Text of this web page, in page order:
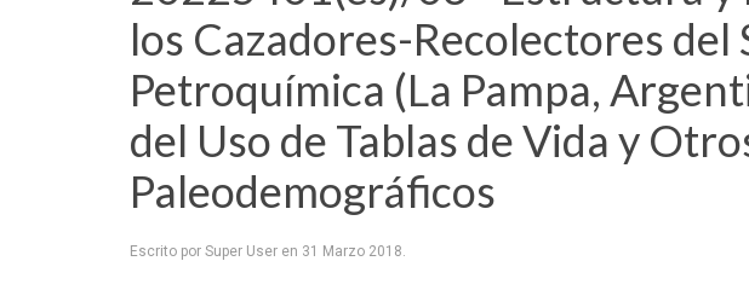
los Cazadores-Recolectores del
Petroquímica (La Pampa,
del Uso de Tablas de Vida y
Paleodemográficos
Escrito por Super User en 31 Marzo 2018.